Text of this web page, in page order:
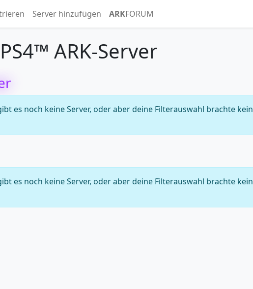
Server hinzufügen ARKFORUM
ARK-Server
es noch keine Server, oder aber deine Filterauswahl brachte kein
es noch keine Server, oder aber deine Filterauswahl brachte kein